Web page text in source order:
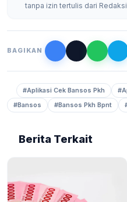
tanpa izin tertulis dari
BAGIKAN
#Aplikasi Cek Bansos Pkh
#Bansos
#Bansos Pkh Bpnt
Berita Terkait